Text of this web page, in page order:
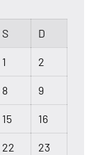
S D
1 2
8 9
15 16
22 23